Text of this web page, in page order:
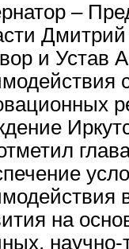
–
и Устав
на